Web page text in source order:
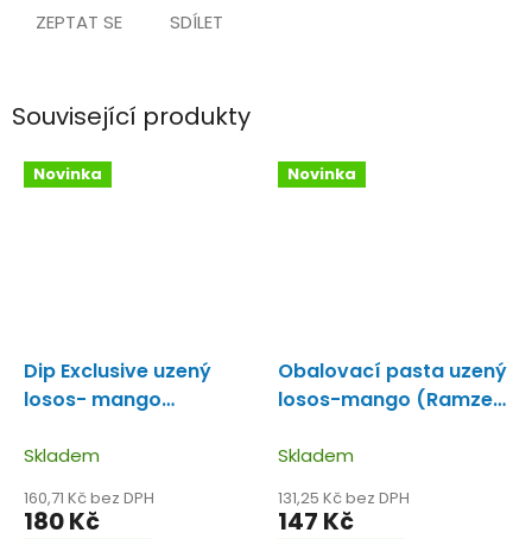
ZEPTAT SE SDÍLET
Související produkty
Novinka
Dip Exclusive uzený
losos- mango
100mlDip s příchutí
uzeného lososa a
manga.
Skladem
160,71 Kč bez DPH
180 Kč
Novinka
Obalovací pasta uzený
losos-mango (Ramzes
losos-mango.
Skladem
131,25 Kč bez DPH
147 Kč